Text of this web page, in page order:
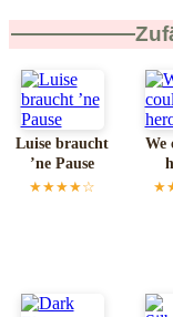
Luise braucht
’ne Pause
★★★★☆
We